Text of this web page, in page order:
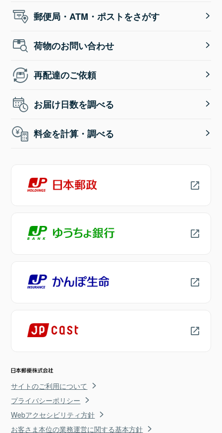
郵便局・ATM・ポストをさがす
荷物のお問い合わせ
再配達のご依頼
お届け日数を調べる
料金を計算・調べる
サイトのご利用について
プライバシーポリシー
Webアクセシビリティ方針
お客さま本位の業務運営に関する基本方針